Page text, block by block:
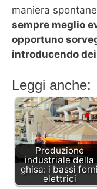
maniera
sempre meglio
opportuno
introducendo
Leggi anche:
Produzione
industriale della
ghisa: i bassi forni
elettrici